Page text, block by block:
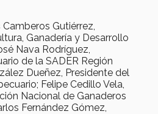
Gutiérrez,
Ganadería y Desarrollo
Nava Rodríguez,
de la SADER Región
Dueñez, Presidente del
Felipe Cedillo Vela,
Nacional de Ganaderos
Fernández Gómez,